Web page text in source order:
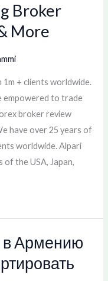
Broker
More
+ clients worldwide.
empowered to trade
broker review
have over 25 years of
worldwide. Alpari
the USA, Japan,
в Армению